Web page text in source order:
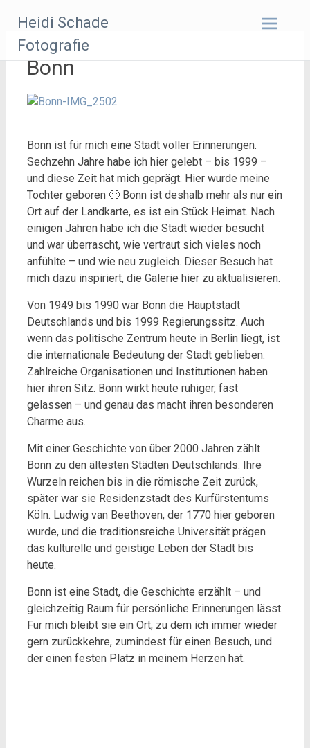
Inhalt
springen
Heidi Schade
Fotografie
Bonn
Bonn ist für mich eine Stadt voller Erinnerungen.
Sechzehn Jahre habe ich hier gelebt – bis 1999 –
und diese Zeit hat mich geprägt. Hier wurde meine
Tochter geboren 🙂 Bonn ist deshalb mehr als nur ein
Ort auf der Landkarte, es ist ein Stück Heimat. Nach
einigen Jahren habe ich die Stadt wieder besucht
und war überrascht, wie vertraut sich vieles noch
anfühlte – und wie neu zugleich. Dieser Besuch hat
mich dazu inspiriert, die Galerie hier zu aktualisieren.
Von 1949 bis 1990 war Bonn die Hauptstadt
Deutschlands und bis 1999 Regierungssitz. Auch
wenn das politische Zentrum heute in Berlin liegt, ist
die internationale Bedeutung der Stadt geblieben:
Zahlreiche Organisationen und Institutionen haben
hier ihren Sitz. Bonn wirkt heute ruhiger, fast
gelassen – und genau das macht ihren besonderen
Charme aus.
Mit einer Geschichte von über 2000 Jahren zählt
Bonn zu den ältesten Städten Deutschlands. Ihre
Wurzeln reichen bis in die römische Zeit zurück,
später war sie Residenzstadt des Kurfürstentums
Köln. Ludwig van Beethoven, der 1770 hier geboren
wurde, und die traditionsreiche Universität prägen
das kulturelle und geistige Leben der Stadt bis
heute.
Bonn ist eine Stadt, die Geschichte erzählt – und
gleichzeitig Raum für persönliche Erinnerungen lässt.
Für mich bleibt sie ein Ort, zu dem ich immer wieder
gern zurückkehre, zumindest für einen Besuch, und
der einen festen Platz in meinem Herzen hat.